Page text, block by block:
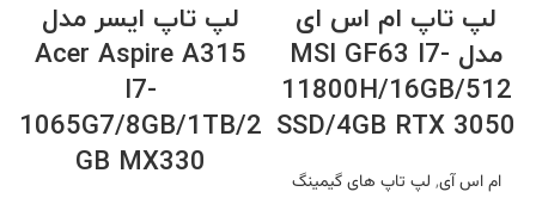
لپ تاپ ام اس ای
مدل MSI GF63 I7-
11800H/16GB/512
SSD/4GB RTX 3050
ام اس آی, لپ تاپ های گیمینگ
لپ تاپ ایسر مدل
Acer Aspire A315
I7-
1065G7/8GB/1TB/2
GB MX330